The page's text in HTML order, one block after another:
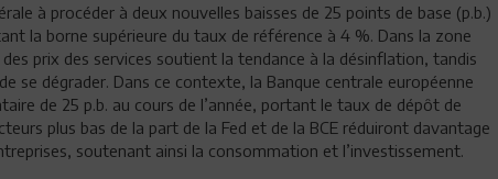
à procéder à deux nouvelles baisses de 25 points de base (p.b.)
la borne supérieure du taux de référence à 4 %. Dans la zone
prix des services soutient la tendance à la désinflation, tandis
se dégrader. Dans ce contexte, la Banque centrale européenne
de 25 p.b. au cours de l’année, portant le taux de dépôt de
plus bas de la part de la Fed et de la BCE réduiront davantage
soutenant ainsi la consommation et l’investissement.